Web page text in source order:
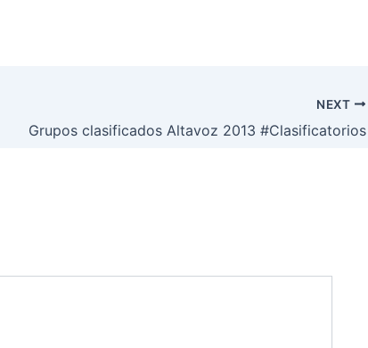
NEXT
Grupos clasificados Altavoz 2013 #Clasificatorios